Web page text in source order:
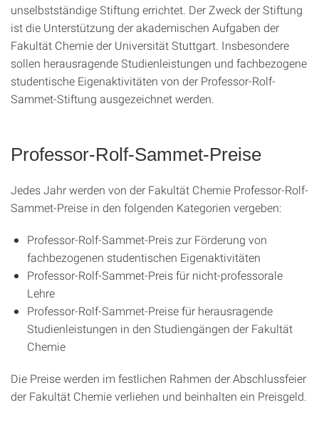
unselbstständige Stiftung errichtet. Der Zweck der Stiftung
ist die Unterstützung der akademischen Aufgaben der
Fakultät Chemie der Universität Stuttgart. Insbesondere
sollen herausragende Studienleistungen und fachbezogene
studentische Eigenaktivitäten von der Professor-Rolf-
Sammet-Stiftung ausgezeichnet werden.
Professor-Rolf-Sammet-Preise
Jedes Jahr werden von der Fakultät Chemie Professor-Rolf-
Sammet-Preise in den folgenden Kategorien vergeben:
Professor-Rolf-Sammet-Preis zur Förderung von
fachbezogenen studentischen Eigenaktivitäten
Professor-Rolf-Sammet-Preis für nicht-professorale
Lehre
Professor-Rolf-Sammet-Preise für herausragende
Studienleistungen in den Studiengängen der Fakultät
Chemie
Die Preise werden im festlichen Rahmen der Abschlussfeier
der Fakultät Chemie verliehen und beinhalten ein Preisgeld.